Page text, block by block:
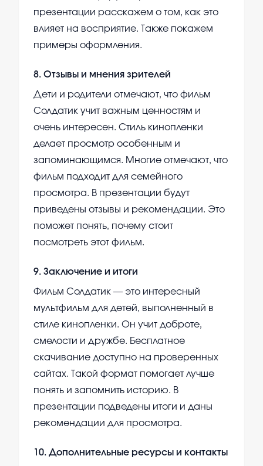
презентации расскажем о том, как это
влияет на восприятие. Также покажем
примеры оформления.
8. Отзывы и мнения зрителей
Дети и родители отмечают, что фильм
Солдатик учит важным ценностям и
очень интересен. Стиль кинопленки
делает просмотр особенным и
запоминающимся. Многие отмечают, что
фильм подходит для семейного
просмотра. В презентации будут
приведены отзывы и рекомендации. Это
поможет понять, почему стоит
посмотреть этот фильм.
9. Заключение и итоги
Фильм Солдатик — это интересный
мультфильм для детей, выполненный в
стиле кинопленки. Он учит доброте,
смелости и дружбе. Бесплатное
скачивание доступно на проверенных
сайтах. Такой формат помогает лучше
понять и запомнить историю. В
презентации подведены итоги и даны
рекомендации для просмотра.
10. Дополнительные ресурсы и контакты